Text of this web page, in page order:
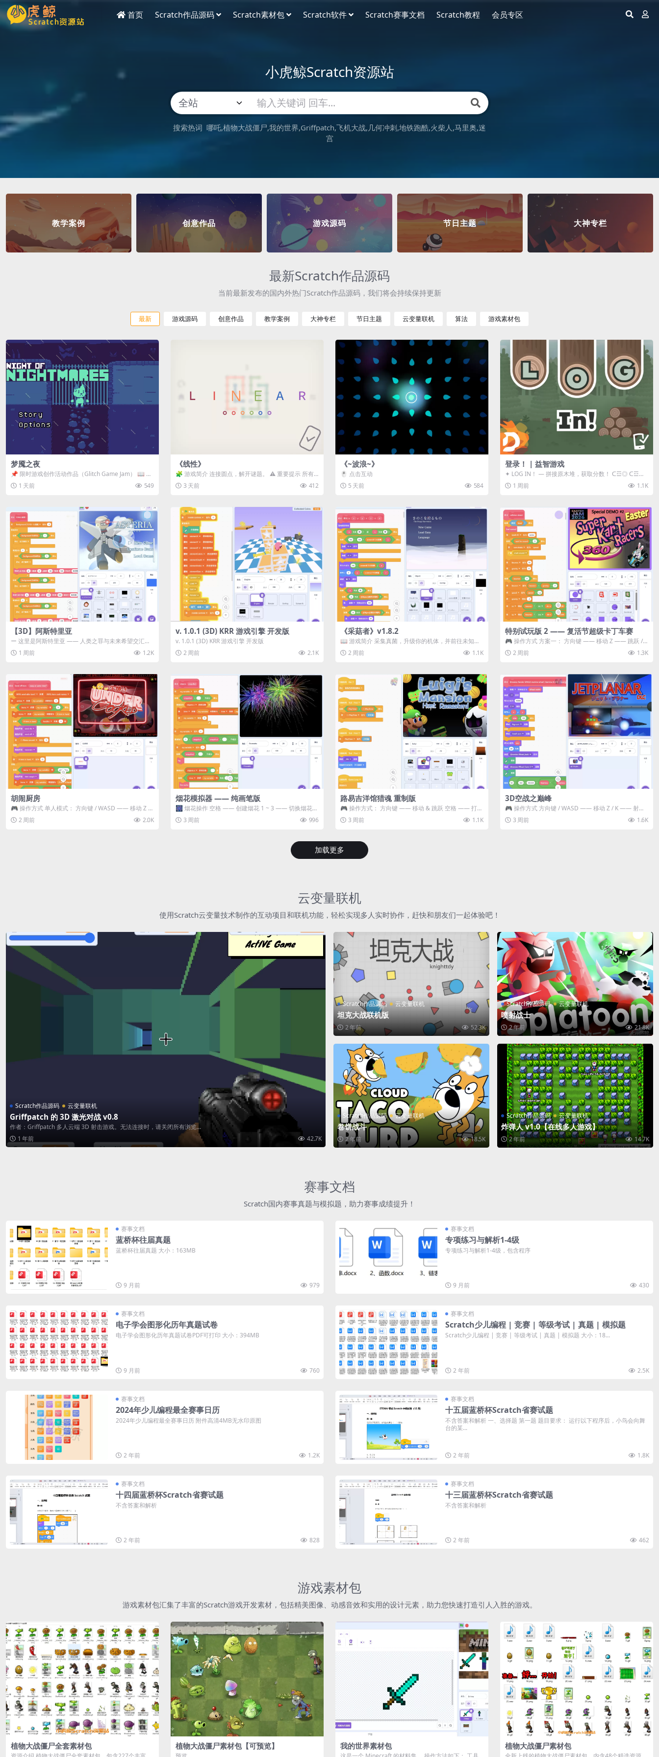
首页 Scratch作品源码 Scratch素材包 Scratch软件 Scratch赛事文档 Scratch教程 会员专区
小虎鲸Scratch资源站
搜索热词 哪吒 植物大战僵尸 我的世界 Griffpatch 飞机大战 几何冲刺 地铁跑酷 火柴人 马里奥 迷
宫
教学案例 创意作品 游戏源码 节日主题 大神专栏
最新Scratch作品源码
当前最新发布的国内外热门Scratch作品源码，我们将会持续保持更新
最新 游戏源码 创意作品 教学案例 大神专栏 节日主题 云变量联机 算法 游戏素材包
梦魇之夜
📌 限时游戏创作活动作品（Glitch Game Jam） 📖 故
事背景 怪物四...
1 天前 549
《线性》
🧩 游戏简介 连接圆点，解开谜题。 ⚠️ 重要提示 所有
关卡均可通关，请确保使用...
3 天前 412
《~波浪~》
🖱️ 点击互动
5 天前
584
登录！ | 益智游戏
✦ LOG IN！ — 拼接原木堆，获取分数！ ᑕ☲◎ ᑕ☲◎
ᑕ☲◎ ᑕ☲◎ ...
1 周前 1.1K
【3D】阿斯特里亚
ー 这里是阿斯特里亚 —— 人类之罪与未来希望交汇之
地 📖 游戏简介 《阿斯特里...
1 周前 1.2K
v. 1.0.1 (3D) KRR 游戏引擎 开发版
v. 1.0.1 (3D) KRR 游戏引擎 开发版
2 周前
2.1K
《采菇者》v1.8.2
📖 游戏简介 采集真菌，升级你的机体，并前往未知领
域探索。 这是一款静谧的探索冒...
2 周前 1.1K
特别试玩版 2 —— 复活节超级卡丁车赛
🎮 操作方式 方案一： 方向键 —— 移动 Z —— 跳跃 /
漂移 方案二： ...
2 周前 1.3K
胡闹厨房
🎮 操作方式 单人模式： 方向键 / WASD —— 移动 Z /
K —— 抓...
2 周前 2.0K
烟花模拟器 —— 纯画笔版
🎆 烟花操作 空格 —— 创建烟花 1 ~ 3 —— 切换烟花类
型 普通烟花 嘶...
3 周前 996
路易吉洋馆猎魂 重制版
🎮 操作方式： 方向键 —— 移动 & 跳跃 空格 —— 打开
宝箱 将你...
3 周前 1.1K
3D空战之巅峰
🎮 操作方式 方向键 / WASD —— 移动 Z / K —— 射击 /
攻击...
3 周前 1.6K
加载更多
云变量联机
使用Scratch云变量技术制作的互动项目和联机功能，轻松实现多人实时协作，赶快和朋友们一起体验吧！
Scratch作品源码 云变量联机
Griffpatch 的 3D 激光对战 v0.8
作者：Griffpatch 多人云端 3D 射击游戏。无法连接时，请关闭所有浏览...
1 年前
42.7K
Scratch作品源码 云变量联机
坦克大战联机版
2 年前 52.3K
Scratch作品源码 云变量联机
喷射战士
2 年前 21.8K
Scratch作品源码 云变量联机
卷饼战斗
2 年前 18.5K
Scratch作品源码 云变量联机
炸弹人 v1.0【在线多人游戏】
2 年前 14.7K
赛事文档
Scratch国内赛事真题与模拟题，助力赛事成绩提升！
赛事文档
蓝桥杯往届真题
蓝桥杯往届真题 大小：163MB
9 月前 979
赛事文档
专项练习与解析1-4级
专项练习与解析1-4级，包含程序
9 月前 430
赛事文档
电子学会图形化历年真题试卷
电子学会图形化历年真题试卷PDF可打印 大小：394MB
9 月前 760
赛事文档
Scratch少儿编程 | 竞赛 | 等级考试 | 真题 | 模拟题
Scratch少儿编程 | 竞赛 | 等级考试 | 真题 | 模拟题 大小：18...
2 年前 2.5K
赛事文档
2024年少儿编程最全赛事日历
2024年少儿编程最全赛事日历 附件高清4MB无水印原图
2 年前 1.2K
赛事文档
十五届蓝桥杯Scratch省赛试题
不含答案和解析 一、选择题 第一题 题目要求： 运行以下程序后，小鸟会向舞
台的某...
2 年前 1.8K
赛事文档
十四届蓝桥杯Scratch省赛试题
不含答案和解析
2 年前 828
赛事文档
十三届蓝桥杯Scratch省赛试题
不含答案和解析
2 年前 462
游戏素材包
游戏素材包汇集了丰富的Scratch游戏开发素材，包括精美图像、动感音效和实用的设计元素，助力您快速打造引人入胜的游戏。
植物大战僵尸全套素材包 植物大战僵尸素材包【可预览】 我的世界素材包 植物大战僵尸素材包